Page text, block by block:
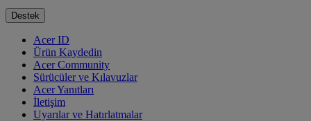
Destek
Acer ID
Ürün Kaydedin
Acer Community
Sürücüler ve Kılavuzlar
Acer Yanıtları
İletişim
Uyarılar ve Hatırlatmalar